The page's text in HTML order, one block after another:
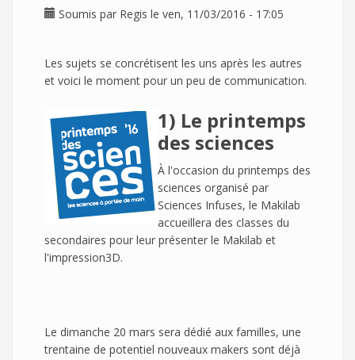
Soumis par Regis le ven, 11/03/2016 - 17:05
Les sujets se concrétisent les uns après les autres
et voici le moment pour un peu de communication.
1) Le printemps
des sciences
À l'occasion du printemps des
sciences organisé par
Sciences Infuses, le Makilab
accueillera des classes du
secondaires pour leur présenter le Makilab et
l'impression3D.
Le dimanche 20 mars sera dédié aux familles, une
trentaine de potentiel nouveaux makers sont déjà